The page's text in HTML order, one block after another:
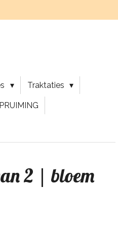
Traktaties
2 | bloem